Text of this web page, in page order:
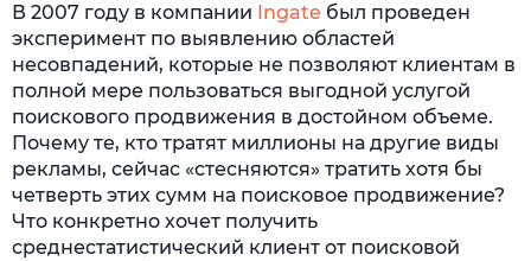
В 2007 году в компании Ingate был проведен
эксперимент по выявлению областей
несовпадений, которые не позволяют клиентам в
полной мере пользоваться выгодной услугой
поискового продвижения в достойном объеме.
Почему те, кто тратят миллионы на другие виды
рекламы, сейчас «стесняются» тратить хотя бы
четверть этих сумм на поисковое продвижение?
Что конкретно хочет получить
среднестатистический клиент от поисковой